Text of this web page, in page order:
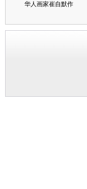
华人画家崔自默作